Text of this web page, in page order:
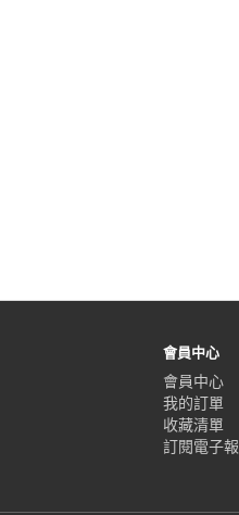
會員中心
會員中心
我的訂單
收藏清單
訂閱電子報